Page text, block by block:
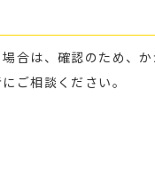
合は、確認のため、か
ご相談ください。